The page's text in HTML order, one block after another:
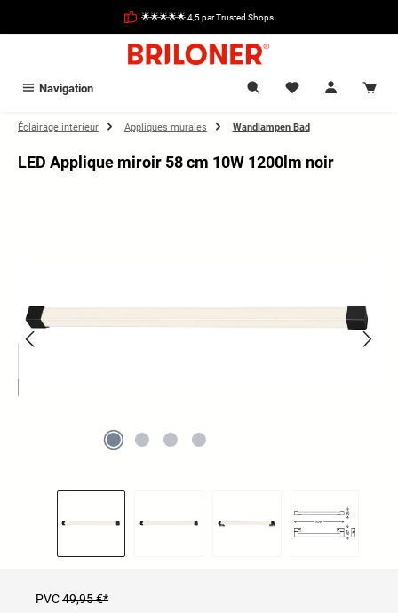
🌟🌟🌟🌟🌟 4,5 par Trusted Shops
Navigation
Éclairage intérieur Appliques murales Wandlampen Bad
LED Applique miroir 58 cm 10W 1200lm noir
PVC49,95 €*